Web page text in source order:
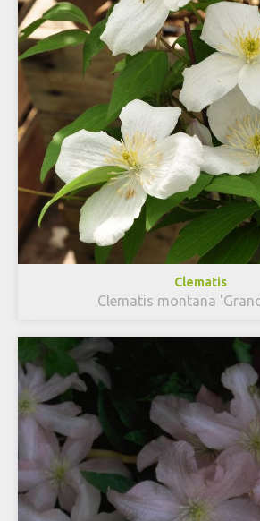
Clematis
Clematis montana